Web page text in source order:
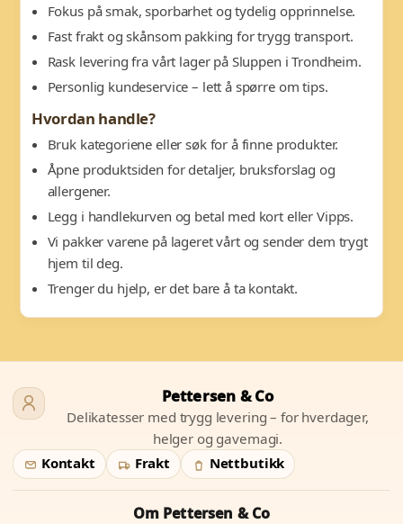
Fokus på smak, sporbarhet og tydelig opprinnelse.
Fast frakt og skånsom pakking for trygg transport.
Rask levering fra vårt lager på Sluppen i Trondheim.
Personlig kundeservice – lett å spørre om tips.
Hvordan handle?
Bruk kategoriene eller søk for å finne produkter.
Åpne produktsiden for detaljer, bruksforslag og
allergener.
Legg i handlekurven og betal med kort eller Vipps.
Vi pakker varene på lageret vårt og sender dem trygt
hjem til deg.
Trenger du hjelp, er det bare å ta kontakt.
Pettersen & Co
Delikatesser med trygg levering – for hverdager,
helger og gavemagi.
Kontakt
Frakt Nettbutikk
Om Pettersen & Co